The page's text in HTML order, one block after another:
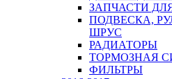
ЗАПЧАСТИ
ПОДВЕСКА,
ШРУС
РАДИАТОРЫ
ТОРМОЗНАЯ
ФИЛЬТРЫ